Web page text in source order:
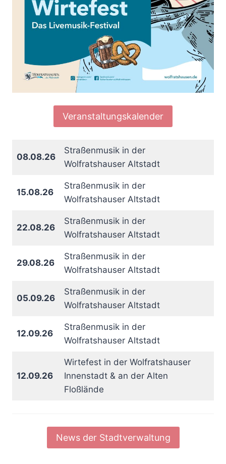
Veranstaltungskalender
08.08.26
Straßenmusik in der
Wolfratshauser Altstadt
15.08.26
Straßenmusik in der
Wolfratshauser Altstadt
22.08.26
Straßenmusik in der
Wolfratshauser Altstadt
29.08.26
Straßenmusik in der
Wolfratshauser Altstadt
05.09.26
Straßenmusik in der
Wolfratshauser Altstadt
12.09.26
Straßenmusik in der
Wolfratshauser Altstadt
12.09.26
Wirtefest in der Wolfratshauser
Innenstadt & an der Alten
Floßlände
News der Stadtverwaltung